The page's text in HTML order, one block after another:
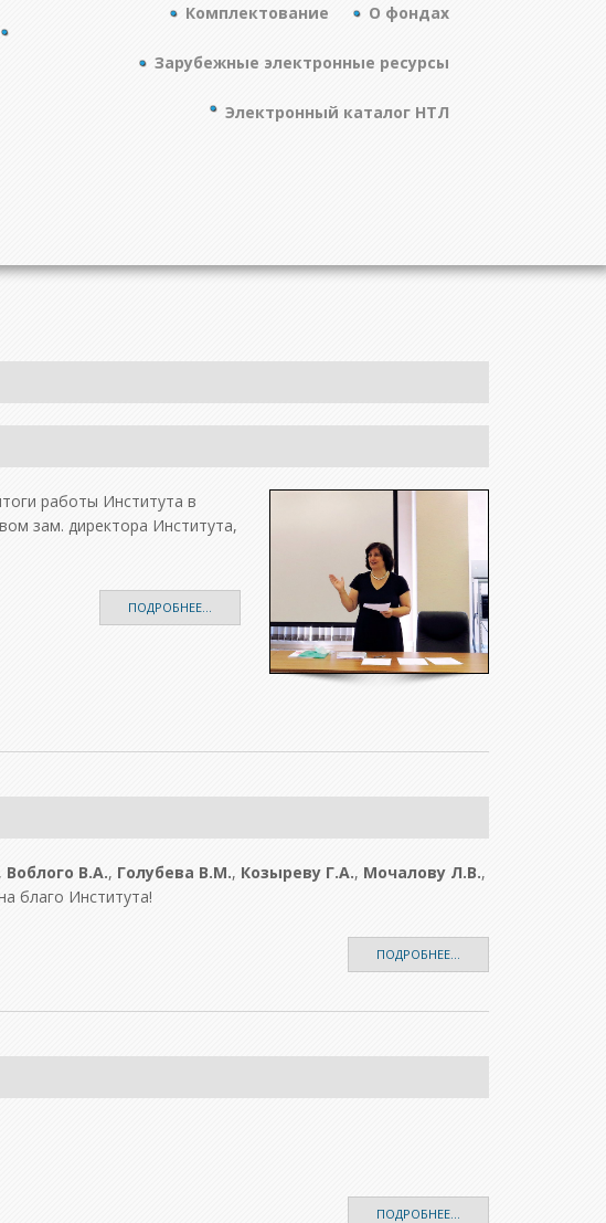
О фондах
Комплектование
Зарубежные электронные ресурсы
Электронный каталог НТЛ
работы Института в
зам. директора Института,
ПОДРОБНЕЕ...
, Воблого В.А., Голубева В.М., Козыреву Г.А., Мочалову Л.В.,
благо Института!
ПОДРОБНЕЕ...
ПОДРОБНЕЕ...